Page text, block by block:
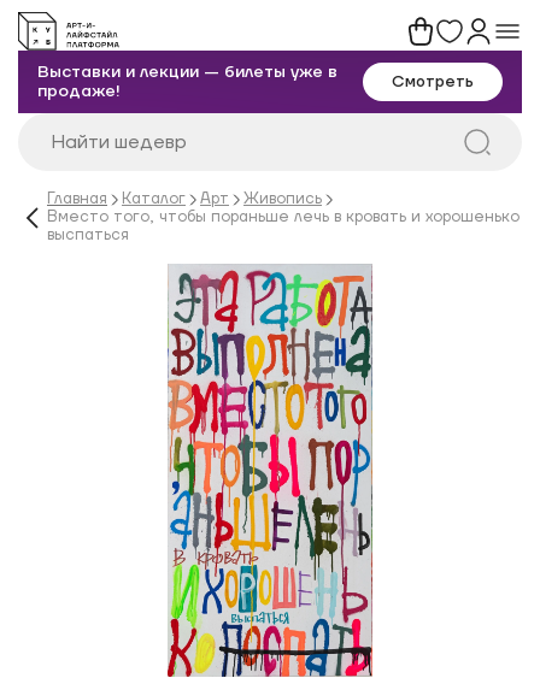
Выставки и лекции — билеты уже в
продаже!
Смотреть
Главная Каталог Арт
Живопись
Вместо того, чтобы пораньше лечь в кровать и хорошенько
выспаться